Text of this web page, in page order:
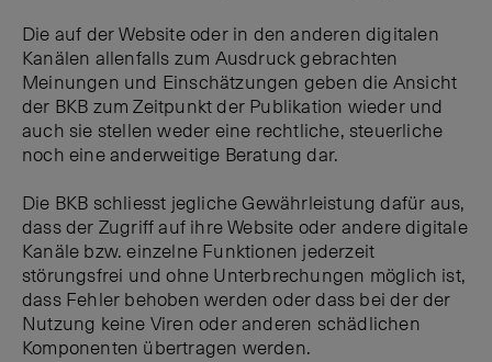
Die auf der Website oder in den anderen digitalen
Kanälen allenfalls zum Ausdruck gebrachten
Meinungen und Einschätzungen geben die Ansicht
der BKB zum Zeitpunkt der Publikation wieder und
auch sie stellen weder eine rechtliche, steuerliche
noch eine anderweitige Beratung dar.
Die BKB schliesst jegliche Gewährleistung dafür aus,
dass der Zugriff auf ihre Website oder andere digitale
Kanäle bzw. einzelne Funktionen jederzeit
störungsfrei und ohne Unterbrechungen möglich ist,
dass Fehler behoben werden oder dass bei der der
Nutzung keine Viren oder anderen schädlichen
Komponenten übertragen werden.